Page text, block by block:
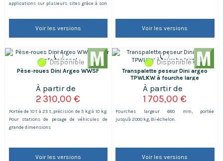
applications sur plusieurs sites grâce à son
Voir les versions Voir les versions
Pèse-roues Dini Argeo WWSF
Disponible
2 310,00 €
Portée de 10 t à 25 t, précision de 5 kg à 10 kg.
Pour stations de pesage de véhicules de
grande dimensions
Voir les versions
Transpalette peseur Dini argeo
TPWLKW à fourche large
Disponible
1 705,00 €
Fourches largeur 680 mm, portée
jusqu'à 2000 kg, Bi-échelon.
Voir les versions